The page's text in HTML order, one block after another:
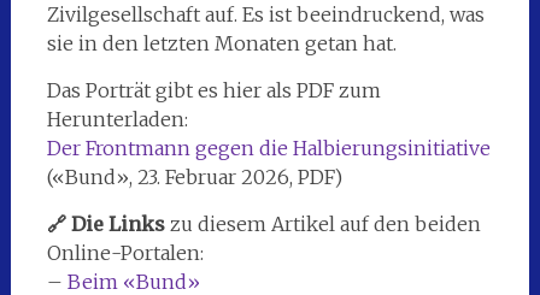
Zivilgesellschaft auf. Es ist beeindruckend, was
sie in den letzten Monaten getan hat.
Das Porträt gibt es hier als PDF zum
Herunterladen:
Der Frontmann gegen die Halbierungsinitiative
(«Bund», 23. Februar 2026, PDF)
🔗 Die Linkszu diesem Artikel auf den beiden
Online-Portalen:
– Beim «Bund»